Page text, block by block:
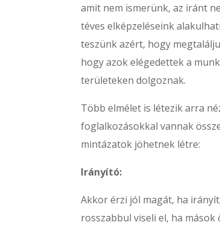
amit nem ismerünk, az iránt
téves elképzeléseink
teszünk azért, hogy
hogy azok elégedettek a
területeken dolgoznak.
Több elmélet is létezik arra
foglalkozásokkal vannak
mintázatok jöhetnek létre:
Irányító:
Akkor érzi jól magát, ha
rosszabbul viseli el, ha